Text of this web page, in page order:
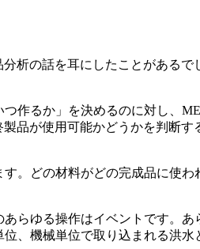
析の話を耳にしたことがある
作るか」を決めるのに対し、
品が使用可能かどうかを判断す
。どの材料がどの完成品に使
らゆる操作はイベントです。
、機械単位で取り込まれる洪水